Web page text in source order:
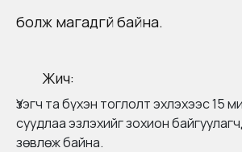
болж магадгүй байна.
Жич:
Үзэгч та бүхэн тоглолт эхлэхээс 15
суудлаа эзлэхийг зохион
зөвлөж байна.